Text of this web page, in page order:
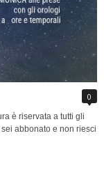
0
è riservata a tutti gli
abbonato e non riesci